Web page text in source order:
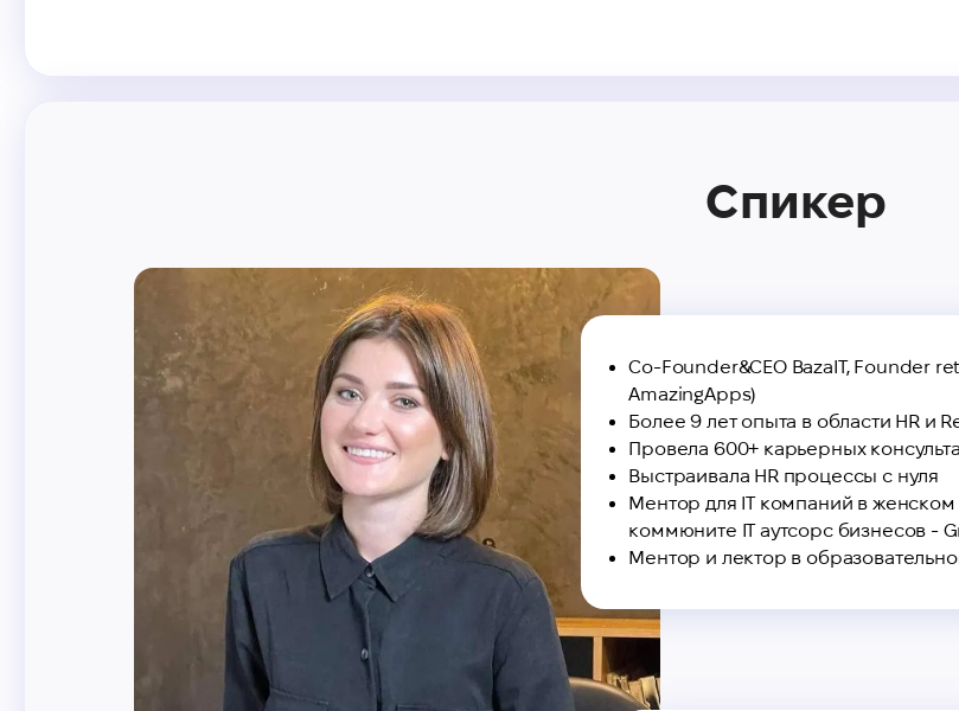
Спикер
Co-Founder&CEO BazaIT, Founder
AmazingApps)
Более 9 лет опыта в области HR и
Провела 600+ карьерных
Выстраивала HR процессы с нуля
Ментор для IТ компаний в женском
коммюните IТ аутсорс бизнесов -
Ментор и лектор в